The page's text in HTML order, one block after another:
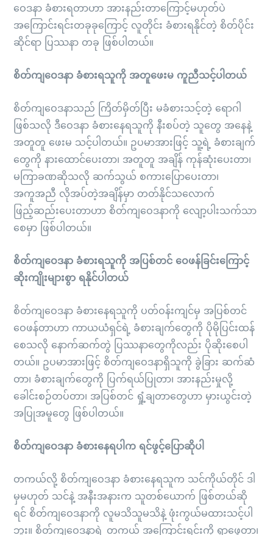
ဝေဒနာ ခံစားရတာဟာ အားနည်းတာကြောင့်မဟုတ်ပဲ
အကြောင်းရင်းတခုခုကြောင့် လူတိုင်း ခံစားရနိုင်တဲ့ စိတ်ပိုင်း
ဆိုင်ရာ ပြဿနာ တခု ဖြစ်ပါတယ်။
စိတ်ကျဝေဒနာ ခံစားရသူကို အတူဖေးမ ကူညီသင့်ပါတယ်
စိတ်ကျဝေဒနာသည် ကြိတ်မှိတ်ပြီး မခံစားသင့်တဲ့ ရောဂါ
ဖြစ်သလို ဒီဝေဒနာ ခံစားနေရသူကို နီးစပ်တဲ့ သူတွေ အနေနဲ့
အတူတူ ဖေးမ သင့်ပါတယ်။ ဥပမာအားဖြင့် သူ့ရဲ့ ခံစားချက်
တွေကို နားထောင်ပေးတာ၊ အတူတူ အချိန် ကုန်ဆုံးပေးတာ၊
မကြာခဏဆိုသလို ဆက်သွယ် စကားပြောပေးတာ၊
အကူအညီ လိုအပ်တဲ့အချိန်မှာ တတ်နိုင်သလောက်
ဖြည့်ဆည်းပေးတာဟာ စိတ်ကျဝေဒနာကို လျော့ပါးသက်သာ
စေမှာ ဖြစ်ပါတယ်။
စိတ်ကျဝေဒနာ ခံစားရသူကို အပြစ်တင် ဝေဖန်ခြင်းကြောင့်
ဆိုးကျိုးများစွာ ရနိုင်ပါတယ်
စိတ်ကျဝေဒနာ ခံစားနေရသူကို ပတ်ဝန်းကျင်မှ အပြစ်တင်
ဝေဖန်တာဟာ ကာယယံရှင်ရဲ့ ခံစားချက်တွေကို ပိုမိုပြင်းထန်
စေသလို နောက်ဆက်တွဲ ပြဿနာတွေကိုလည်း ပိုဆိုးစေပါ
တယ်။ ဥပမာအားဖြင့် စိတ်ကျဝေဒနာရှိသူကို ခွဲခြား ဆက်ဆံ
တာ၊ ခံစားချက်တွေကို ပြက်ရယ်ပြုတာ၊ အားနည်းမှုလို့
ခေါင်းစဉ်တပ်တာ၊ အပြစ်တင် ရှုံ့ချတာတွေဟာ မှားယွင်းတဲ့
အပြုအမူတွေ ဖြစ်ပါတယ်။
စိတ်ကျဝေဒနာ ခံစားနေရပါက ရင်ဖွင့်ပြောဆိုပါ
တကယ်လို့ စိတ်ကျဝေဒနာ ခံစားနေရသူက သင်ကိုယ်တိုင် ဒါ
မှမဟုတ် သင်နဲ့ အနီးအနားက သူတစ်ယောက် ဖြစ်တယ်ဆို
ရင် စိတ်ကျဝေဒနာကို လူမသိသူမသိနဲ့ ဖုံးကွယ်မထားသင့်ပါ
ဘူး။ စိတ်ကျဝေဒနာရဲ့ တကယ့် အကြောင်းရင်းကို ရှာဖွေတာ၊